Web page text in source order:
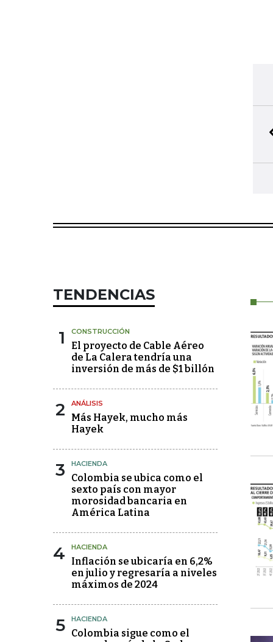
TENDENCIAS
1 CONSTRUCCIÓN
El proyecto de Cable Aéreo
de La Calera tendría una
inversión de más de $1 billón
2 ANÁLISIS
Más Hayek, mucho más
Hayek
3 HACIENDA
Colombia se ubica como el
sexto país con mayor
morosidad bancaria en
América Latina
4 HACIENDA
Inflación se ubicaría en 6,2%
en julio y regresaría a niveles
máximos de 2024
5 HACIENDA
Colombia sigue como el